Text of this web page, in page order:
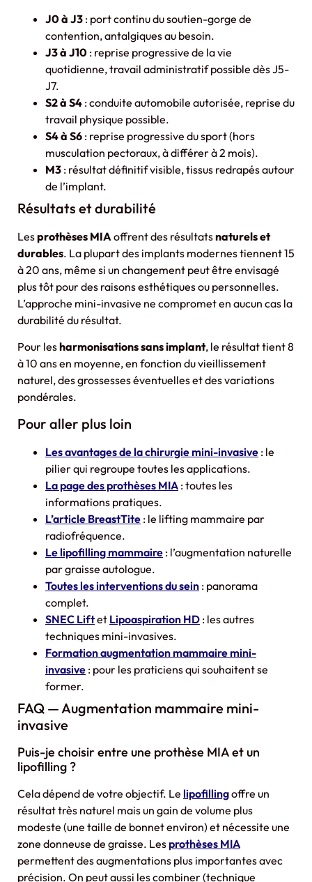
J0 à J3 : port continu du soutien-gorge de
contention, antalgiques au besoin.
J3 à J10 : reprise progressive de la vie
quotidienne, travail administratif possible dès J5-
J7.
S2 à S4 : conduite automobile autorisée, reprise du
travail physique possible.
S4 à S6 : reprise progressive du sport (hors
musculation pectoraux, à différer à 2 mois).
M3 : résultat définitif visible, tissus redrapés autour
de l’implant.
Résultats et durabilité
Lesprothèses MIA offrent des résultatsnaturels et
durables. La plupart des implants modernes tiennent 15
à 20 ans, même si un changement peut être envisagé
plus tôt pour des raisons esthétiques ou personnelles.
L’approche mini-invasive ne compromet en aucun cas la
durabilité du résultat.
Pour lesharmonisations sans implant, le résultat tient 8
à 10 ans en moyenne, en fonction du vieillissement
naturel, des grossesses éventuelles et des variations
pondérales.
Pour aller plus loin
Les avantages de la chirurgie mini-invasive : le
pilier qui regroupe toutes les applications.
La page des prothèses MIA : toutes les
informations pratiques.
L’article BreastTite : le lifting mammaire par
radiofréquence.
Le lipofilling mammaire : l’augmentation naturelle
par graisse autologue.
Toutes les interventions du sein : panorama
complet.
SNEC Liftet Lipoaspiration HD : les autres
techniques mini-invasives.
Formation augmentation mammaire mini-
invasive : pour les praticiens qui souhaitent se
former.
FAQ — Augmentation mammaire mini-
invasive
Puis-je choisir entre une prothèse MIA et un
lipofilling ?
Cela dépend de votre objectif. Le lipofillingoffre un
résultat très naturel mais un gain de volume plus
modeste (une taille de bonnet environ) et nécessite une
zone donneuse de graisse. Les prothèses MIA
permettent des augmentations plus importantes avec
précision. On peut aussi les combiner (technique